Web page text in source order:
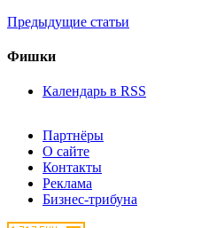
Предыдущие статьи
Фишки
Календарь в RSS
Партнёры
О сайте
Контакты
Реклама
Бизнес-трибуна